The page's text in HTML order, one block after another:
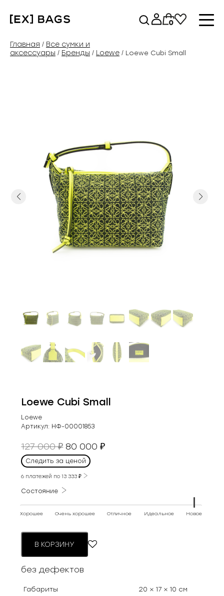
содержимому
0
Главная / Все сумки и
аксессуары / Бренды / Loewe / Loewe Cubi Small
Previous Next
Loewe Cubi Small
Loewe
Артикул: НФ-00001853
127 000₽ Первоначальная
цена
составляла
127
000 ₽.
80 000₽Текущая
Следить за ценой
6 платежей по13 333₽
Состояние
Хорошее Очень хорошее Отличное Идеальное Новое
В КОРЗИНУ
без дефектов
Габариты
20 × 17 × 10 см